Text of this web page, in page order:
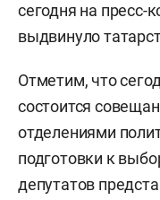
сегодня на пресс-
выдвинуло
Отметим, что
состоится
отделениями
подготовки к
депутатов